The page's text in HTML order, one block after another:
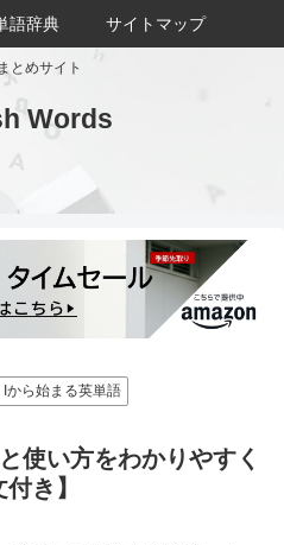
とめサイト
Words
語辞典 サイトマップ
Iから始まる英単語
使い方をわかりやすく
き】